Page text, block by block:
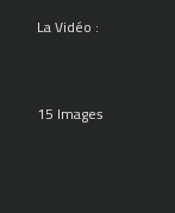
La Vidéo :
15 Images